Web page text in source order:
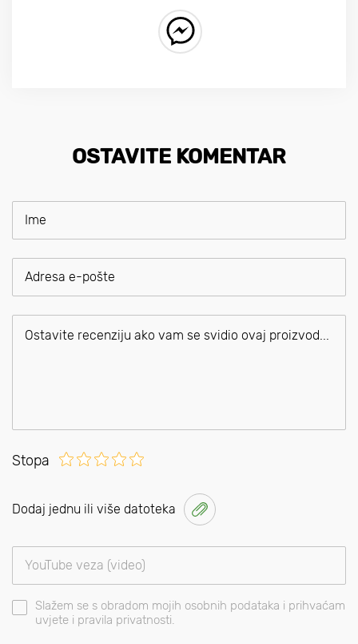
OSTAVITE KOMENTAR
Stopa
Dodaj jednu ili više datoteka
Slažem se s obradom mojih osobnih podataka i prihvaćam
uvjete i pravila privatnosti.